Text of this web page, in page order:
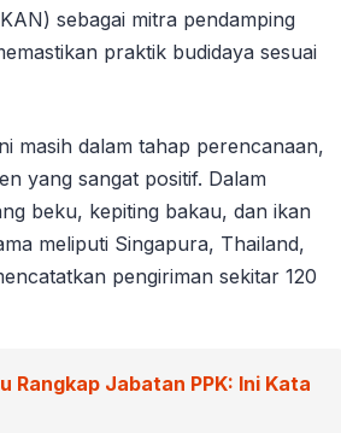
sebagai mitra pendamping
praktik budidaya sesuai
masih dalam tahap perencanaan,
yang sangat positif. Dalam
beku, kepiting bakau, dan ikan
meliputi Singapura, Thailand,
pengiriman sekitar 120
Rangkap Jabatan PPK: Ini Kata